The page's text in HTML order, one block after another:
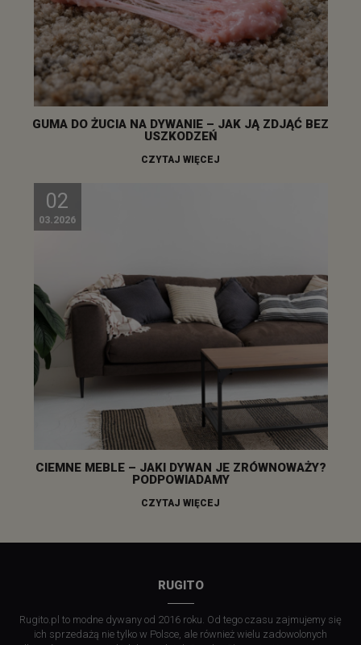
GUMA DO ŻUCIA NA DYWANIE – JAK JĄ ZDJĄĆ BEZ
USZKODZEŃ
CZYTAJ WIĘCEJ
02
03.2026
CIEMNE MEBLE – JAKI DYWAN JE ZRÓWNOWAŻY?
PODPOWIADAMY
CZYTAJ WIĘCEJ
RUGITO
Rugito.pl to modne dywany od 2016 roku. Od tego czasu zajmujemy się
ich sprzedażą nie tylko w Polsce, ale również wielu zadowolonych